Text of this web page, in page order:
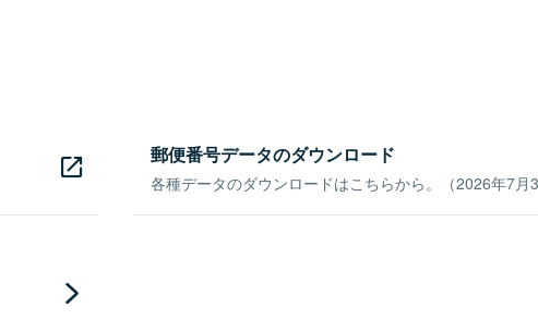
郵便番号データのダウンロード
各種データのダウンロードはこちらから。（2026年7月